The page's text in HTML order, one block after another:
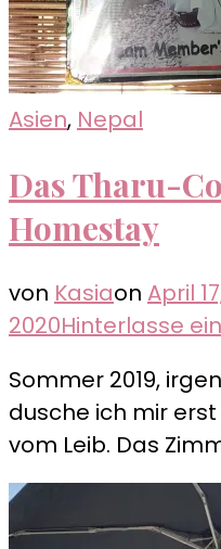
Asien, Nepal
Das Tharu-
Homestay
von Kasiaon April
2020Hinterlasse
Sommer 2019,
dusche ich mir
vom Leib. Das